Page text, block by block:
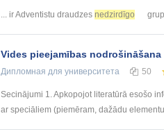
... ir Adventistu draudzes nedzirdīgo
Vides pieejamības
Дипломная для университета 50
Secinājumi 1. Apkopojot literatūrā esošo
ar speciāliem (piemēram, dažādu